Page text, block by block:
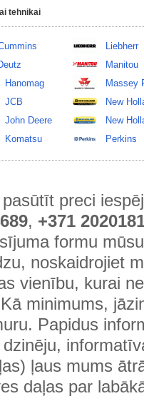
tehnikai
Hanomag
JCB
John Deere
Komatsu
Liebherr
Manitou
Massey
New
New
Perkins
preci
, +371
formu
noskaidrojiet
vienību, kurai
minimums,
Papidus
ļaus mums
daļas par